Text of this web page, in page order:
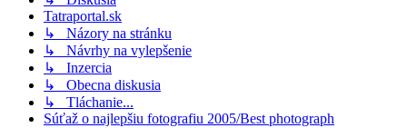
Tatraportal.sk
↳ Názory na stránku
↳ Návrhy na vylepšenie
↳ Inzercia
↳ Obecna diskusia
↳ Tláchanie...
Súťaž o najlepšiu fotografiu 2005/Best photograph